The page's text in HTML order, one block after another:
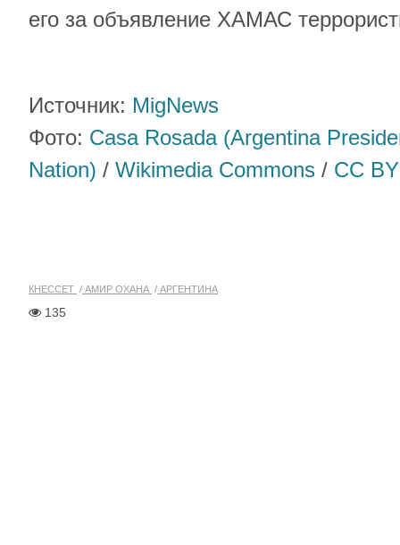
его за объявление ХАМАС
Источник: MigNews
Фото: Casa Rosada (Argentina
Nation) / Wikimedia Commons / CC
КНЕССЕТ АМИР ОХАНА АРГЕНТИНА
135